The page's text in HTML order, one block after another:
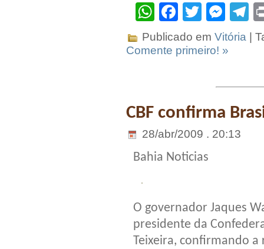
WhatsApp
Facebook
Twitter
Publicado em Vitória |
Comente primeiro! »
CBF confirma
28/abr/2009 . 20:13
Bahia Noticias
O governador Jaques
presidente da
Teixeira, confirmando a